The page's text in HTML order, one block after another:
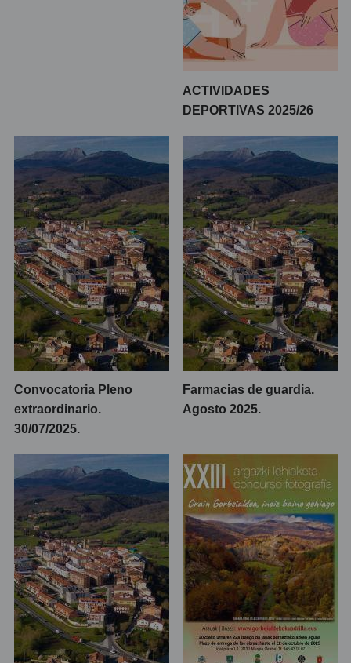
ACTIVIDADES
DEPORTIVAS 2025/26
Convocatoria Pleno
extraordinario.
30/07/2025.
Farmacias de guardia.
Agosto 2025.